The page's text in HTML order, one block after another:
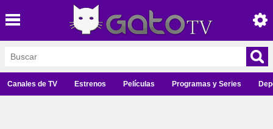
Canales de TV Estrenos Películas Programas y Series